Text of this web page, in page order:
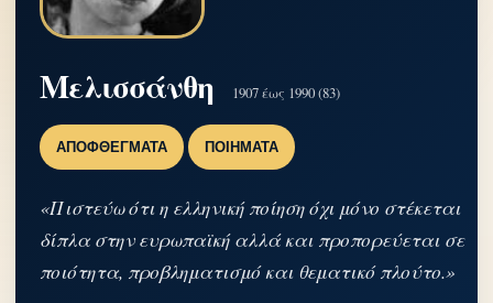
Μελισσάνθη 1907 έως 1990 (83)
ΑΠΟΦΘΈΓΜΑΤΑ ΠΟΙΉΜΑΤΑ
«Πιστεύω ότι η ελληνική ποίηση όχι μόνο στέκεται
δίπλα στην ευρωπαϊκή αλλά και προπορεύεται σε
ποιότητα, προβληματισμό και θεματικό πλούτο.»